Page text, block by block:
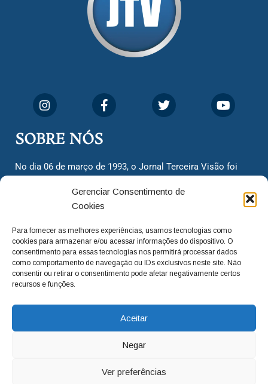
Gerenciar Consentimento de
Cookies
Para fornecer as melhores experiências, usamos tecnologias como
cookies para armazenar e/ou acessar informações do dispositivo. O
consentimento para essas tecnologias nos permitirá processar dados
como comportamento de navegação ou IDs exclusivos neste site. Não
consentir ou retirar o consentimento pode afetar negativamente certos
recursos e funções.
Aceitar
Negar
Ver preferências
SOBRE NÓS
No dia 06 de março de 1993, o Jornal Terceira Visão foi
cidadãos valinhenses, já que naquela época só existiam
dois jornais. Há mais de 30 anos, o jornal continua
com o foco de trazer as melhores notícias. Nunca
deixamos de lado as necessidades do cidadão, sempre
questionando os órgãos públicos em busca de melhorias
para a cidade e sempre cobrando resoluções para casos
adm@jtv.com.br
(19) 3929-6225